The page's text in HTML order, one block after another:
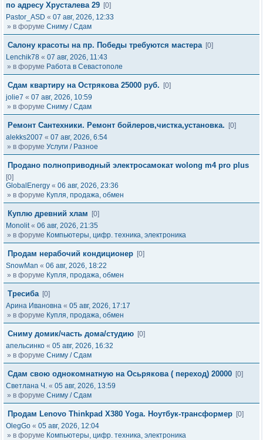
по адресу Хрусталева 29 [0]
Pastor_ASD « 07 авг, 2026, 12:33
» в форуме Сниму / Сдам
Салону красоты на пр. Победы требуются мастера [0]
Lenchik78 « 07 авг, 2026, 11:43
» в форуме Работа в Севастополе
Сдам квартиру на Острякова 25000 руб.
[0]
jolie7 « 07 авг, 2026, 10:59
» в форуме Сниму / Сдам
Ремонт Сантехники. Ремонт бойлеров,чистка,установка.
[0]
alekks2007 « 07 авг, 2026, 6:54
» в форуме Услуги / Разное
Продано полноприводный электросамокат wolong m4 pro plus
[0]
GlobalEnergy « 06 авг, 2026, 23:36
» в форуме Купля, продажа, обмен
Куплю древний хлам
[0]
Monolit« 06 авг, 2026, 21:35
» в форуме Компьютеры, цифр. техника, электроника
Продам нерабочий кондиционер [0]
SnowMan « 06 авг, 2026, 18:22
» в форуме Купля, продажа, обмен
Тресиба [0]
Арина Ивановна « 05 авг, 2026, 17:17
» в форуме Купля, продажа, обмен
Сниму домик/часть дома/студию [0]
апельсинко « 05 авг, 2026, 16:32
» в форуме Сниму / Сдам
Сдам свою однокомнатную на Осьрякова ( переход) 20000 [0]
Светлана Ч. « 05 авг, 2026, 13:59
» в форуме Сниму / Сдам
Продам Lenovo Thinkpad X380 Yoga. Ноутбук-трансформер [0]
OlegGo « 05 авг, 2026, 12:04
» в форуме Компьютеры, цифр. техника, электроника